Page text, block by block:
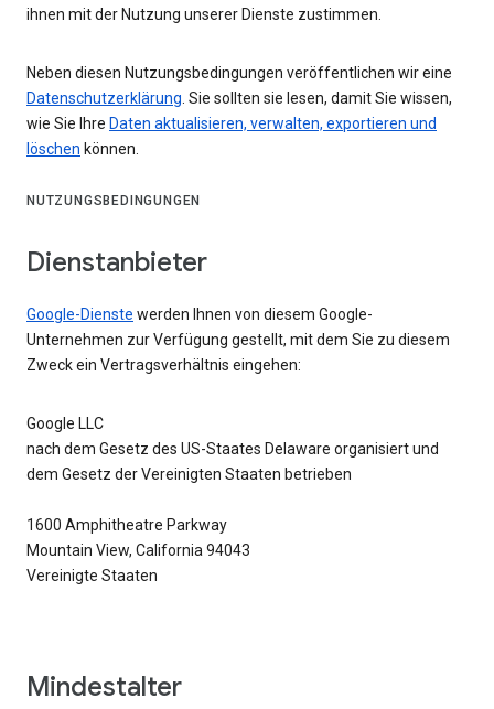
ihnen mit der Nutzung unserer Dienste zustimmen.
Neben diesen Nutzungsbedingungen veröffentlichen wir eine
Datenschutzerklärung. Sie sollten sie lesen, damit Sie wissen,
wie Sie Ihre Daten aktualisieren, verwalten, exportieren und
löschen können.
NUTZUNGSBEDINGUNGEN
Dienstanbieter
Google-Dienste werden Ihnen von diesem Google-
Unternehmen zur Verfügung gestellt, mit dem Sie zu diesem
Zweck ein Vertragsverhältnis eingehen:
Google LLC
nach dem Gesetz des US-Staates Delaware organisiert und
dem Gesetz der Vereinigten Staaten betrieben
1600 Amphitheatre Parkway
Mountain View, California 94043
Vereinigte Staaten
Mindestalter